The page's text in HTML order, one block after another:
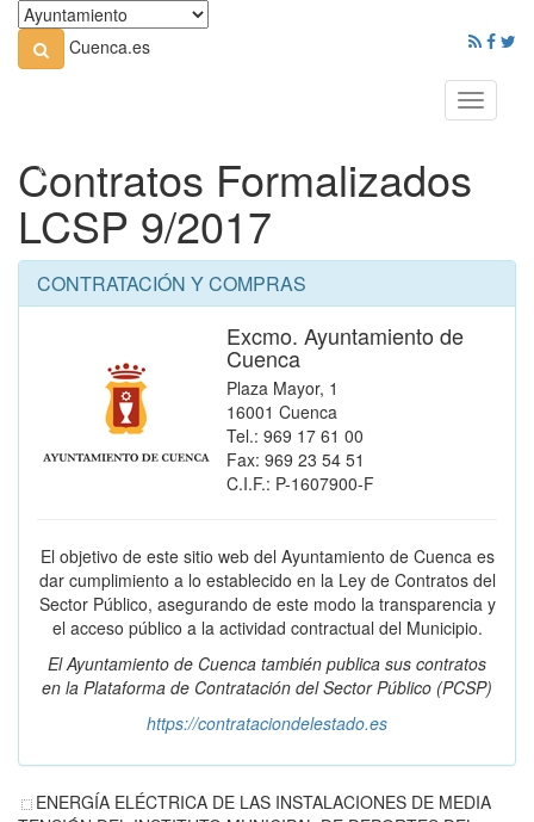
Cuenca.es
Toggle
Contratos Formalizados
LCSP 9/2017
CONTRATACIÓN Y COMPRAS
Excmo. Ayuntamiento de
Cuenca
Plaza Mayor, 1
16001 Cuenca
Tel.: 969 17 61 00
Fax: 969 23 54 51
C.I.F.: P-1607900-F
El objetivo de este sitio web del Ayuntamiento de Cuenca es
dar cumplimiento a lo establecido en la Ley de Contratos del
Sector Público, asegurando de este modo la transparencia y
el acceso público a la actividad contractual del Municipio.
El Ayuntamiento de Cuenca también publica sus contratos
en la Plataforma de Contratación del Sector Público (PCSP)
https://contrataciondelestado.es
ENERGÍA ELÉCTRICA DE LAS INSTALACIONES DE MEDIA